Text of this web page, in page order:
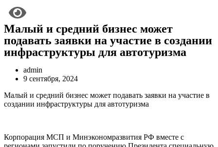
Малый и средний бизнес может
подавать заявки на участие в создании
инфраструктуры для автотуризма
admin
9 сентября, 2024
Малый и средний бизнес может подавать заявки на участие в
создании инфраструктуры для автотуризма
Корпорация МСП и Минэкономразвития РФ вместе с